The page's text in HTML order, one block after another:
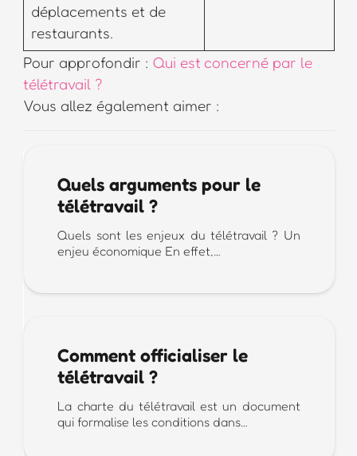
déplacements et de
restaurants.
Pour approfondir : Qui est concerné par le
télétravail ?
Vous allez également aimer :
Quels arguments pour le
télétravail ?
Quels sont les enjeux du télétravail ? Un
enjeu économique En effet,…
Comment officialiser le
télétravail ?
La charte du télétravail est un document
qui formalise les conditions dans…